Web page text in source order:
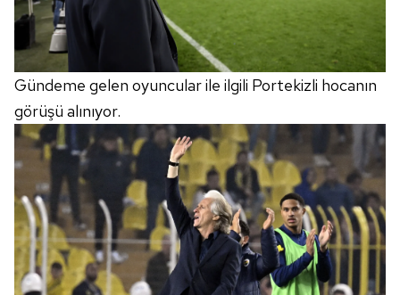
Gündeme gelen oyuncular ile ilgili Portekizli hocanın
görüşü alınıyor.